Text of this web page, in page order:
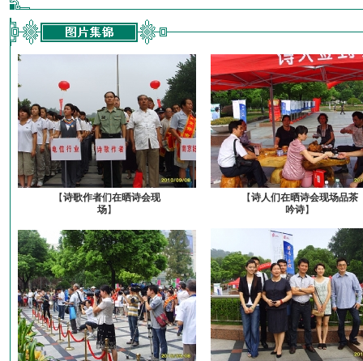
【诗歌作者们在晒诗会现
场】
【诗人们在晒诗会现场品茶
吟诗】